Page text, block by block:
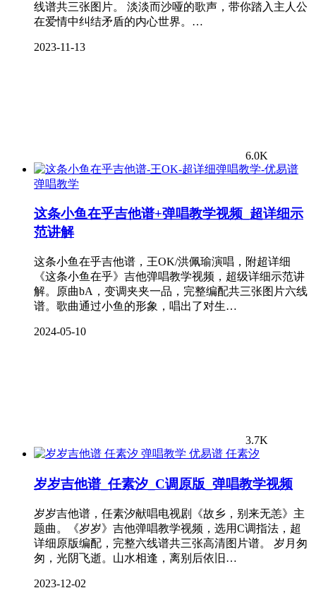
线谱共三张图片。 淡淡而沙哑的歌声，带你踏入主人公
在爱情中纠结矛盾的内心世界。…
2023-11-13
6.0K
弹唱教学
这条小鱼在乎吉他谱+弹唱教学视频_超详细示
范讲解
这条小鱼在乎吉他谱，王OK/洪佩瑜演唱，附超详细
《这条小鱼在乎》吉他弹唱教学视频，超级详细示范讲
解。原曲bA，变调夹夹一品，完整编配共三张图片六线
谱。歌曲通过小鱼的形象，唱出了对生…
2024-05-10
3.7K
任素汐
岁岁吉他谱_任素汐_C调原版_弹唱教学视频
岁岁吉他谱，任素汐献唱电视剧《故乡，别来无恙》主
题曲。《岁岁》吉他弹唱教学视频，选用C调指法，超
详细原版编配，完整六线谱共三张高清图片谱。 岁月匆
匆，光阴飞逝。山水相逢，离别后依旧…
2023-12-02